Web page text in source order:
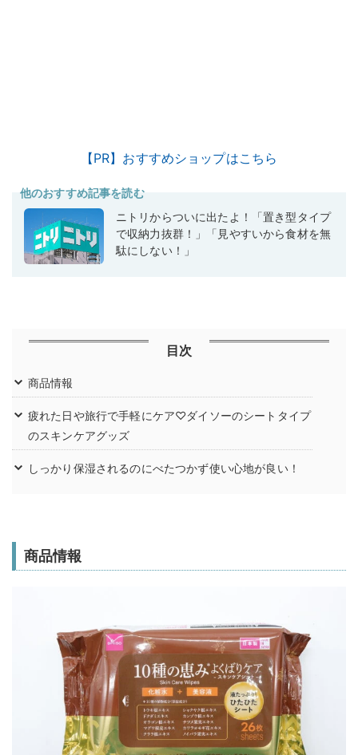
【PR】おすすめショップはこちら
他のおすすめ記事を読む
ニトリからついに出たよ！「置き型タイプ
で収納力抜群！」「見やすいから食材を無
駄にしない！」
目次
商品情報
疲れた日や旅行で手軽にケア♡ダイソーのシートタイプ
のスキンケアグッズ
しっかり保湿されるのにべたつかず使い心地が良い！
商品情報